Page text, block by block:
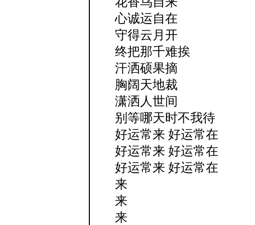
心诚运自在
守得云月开
终把那千难挨
汗洒硕果摘
胸阔天地裁
潇洒人世间
别等哪天时不我待
好运常来 好运常在
好运常来 好运常在
好运常来 好运常在
来
来
来